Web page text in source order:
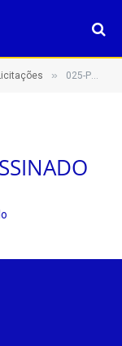
» 025-PP_021.SRP-AvisoDeLicitacao_assinado